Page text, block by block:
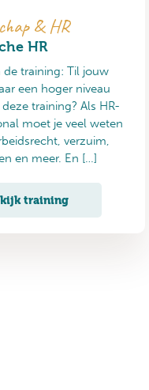
& HR
HR
de training: Til jouw
een hoger niveau
training? Als HR-
moet je veel weten
verzuim,
en meer. En […]
training